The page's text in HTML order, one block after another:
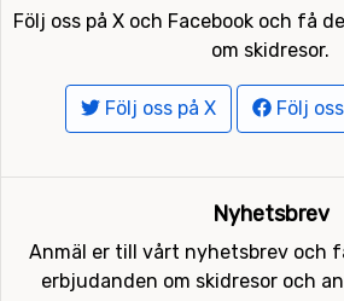
Följ oss på X och Facebook och få
om skidresor.
Följ oss på X Följ
Nyhetsbrev
Anmäl er till vårt nyhetsbrev och
erbjudanden om skidresor och